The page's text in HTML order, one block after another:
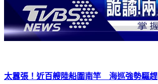
太囂張！近百艘陸船圍南竿 海巡強勢驅趕